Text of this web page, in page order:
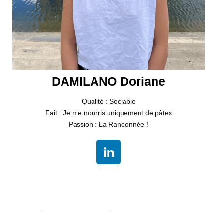
DAMILANO Doriane
Qualité : Sociable
Fait : Je me nourris uniquement de pâtes
Passion : La Randonnée !